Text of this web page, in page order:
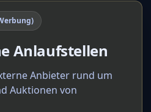
Anlaufstellen
Anbieter rund um
Auktionen von